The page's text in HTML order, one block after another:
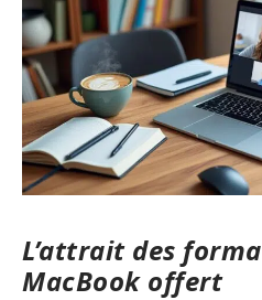
L’attrait des
MacBook offert